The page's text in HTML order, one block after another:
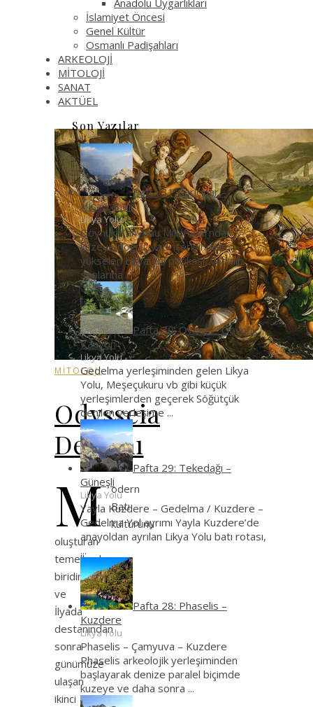
Anadolu Uygarlıkları
İslamiyet Öncesi
Genel Kültür
Osmanlı Padişahları
ARKEOLOJİ
MİTOLOJİ
SANAT
AKTÜEL
MİTOLOJİ
Odysseia
Destanı
M odern
Batı
kültürünü
oluşturan
temellerden
biridir
ve
İlyada
destanından
sonra
günümüze
ulaşan
ikinci
Son Yazılar
Pafta 31: Sarıçınar –
Hisarçandır
Likya Yolu
Göynük Kanyonu Milli Parkı’ndan
kuzeye doğru, vadi içerisinden
yükselen Likya yol patikası, vadinin
sonlarına...
Pafta 30: Ovacık – Göynük
Kanyon
Likya Yolu
Gedelma yerleşiminden gelen Likya
Yolu, Meşeçukuru vb gibi küçük
yerleşimlerden geçerek Söğütçük
denilen yerleşime ...
Pafta 29: Tekedağı –
Güneşli
Likya Yolu
Yayla Kuzdere – Gedelma / Kuzdere –
Gedelma Yol ayrımı Yayla Kuzdere’de
anayoldan ayrılan Likya Yolu batı rotası,
...
Pafta 28: Phaselis –
Kuzdere
Likya Yolu
Phaselis – Çamyuva – Kuzdere
Phaselis arkeolojik yerleşiminden
başlayarak denize paralel biçimde
kuzeye ve daha sonra ...